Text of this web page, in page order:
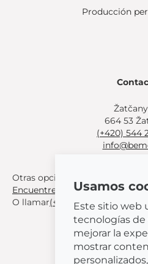
Producción
664 53
(+420) 544
Otras opciones de compra:
Encuentre un distribuidor cerca
O llamar(+420) 544 224 338.
Usamos
Este sitio web
tecnologías
mejorar la
mostrar